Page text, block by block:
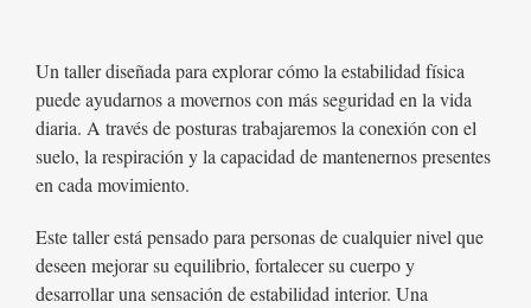
Un taller diseñada para explorar cómo la estabilidad física
puede ayudarnos a movernos con más seguridad en la vida
diaria. A través de posturas trabajaremos la conexión con el
suelo, la respiración y la capacidad de mantenernos presentes
en cada movimiento.
Este taller está pensado para personas de cualquier nivel que
deseen mejorar su equilibrio, fortalecer su cuerpo y
desarrollar una sensación de estabilidad interior. Una